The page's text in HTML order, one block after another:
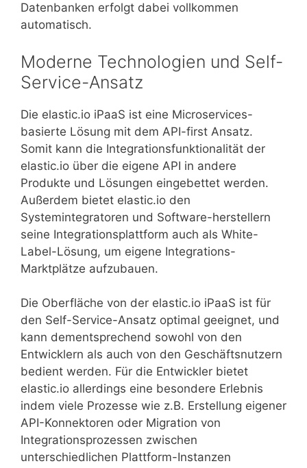
Datenbanken erfolgt dabei vollkommen
automatisch.
Moderne Technologien und Self-
Service-Ansatz
Die elastic.io iPaaS ist eine Microservices-
basierte Lösung mit dem API-first Ansatz.
Somit kann die Integrationsfunktionalität der
elastic.io über die eigene API in andere
Produkte und Lösungen eingebettet werden.
Außerdem bietet elastic.io den
Systemintegratoren und Software-herstellern
seine Integrationsplattform auch als White-
Label-Lösung, um eigene Integrations-
Marktplätze aufzubauen.
Die Oberfläche von der elastic.io iPaaS ist für
den Self-Service-Ansatz optimal geeignet, und
kann dementsprechend sowohl von den
Entwicklern als auch von den Geschäftsnutzern
bedient werden. Für die Entwickler bietet
elastic.io allerdings eine besondere Erlebnis
indem viele Prozesse wie z.B. Erstellung eigener
API-Konnektoren oder Migration von
Integrationsprozessen zwischen
unterschiedlichen Plattform-Instanzen